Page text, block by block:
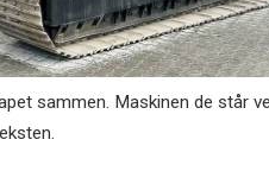
sammen. Maskinen de står